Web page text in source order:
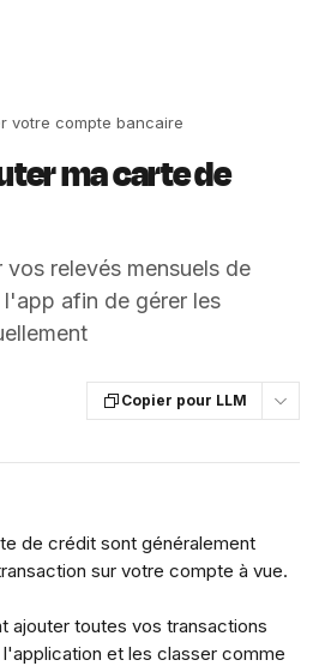
votre compte bancaire
ma carte de
relevés mensuels de
afin de gérer les
Copier pour LLM
de crédit sont généralement
sur votre compte à vue.
ajouter toutes vos transactions
et les classer comme